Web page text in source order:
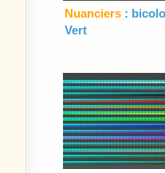
Nuanciers :
Vert